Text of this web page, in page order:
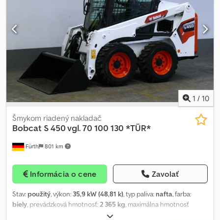
vzadu, komfortné sedadlo BOBCAT, upevňovacie a transportné
oká. Pneumatiky: BKT TERÉNNE PNEUMATIKY (10 x 16.5) – všetky
cca 98 %. Prepravné rozmery: dĺžka cca 3 172 mm (bez lyžice cca
2 502 mm), šírka: 1 550 mm (lyžica), výška: cca 1 976 mm. Cena je
netto na export, v tuzemsku plus zákonná DPH. ∗∗∗
FINANCOVANIE MOŽNÉ / LACNÁ PREPRAVA (CELOSVETOVO) / PRI
EXPORTE PLATBA LEN NETTO (!) ∗∗∗ Cjdpfx Aevzrl Aengsha
1 / 10
Fürth 801 km
Šmykom riadený nakladač
Bobcat S 450 vgl. 70 100 130 *TÜR*
Informácia o cene Zavolať
Stav: použitý, výkon: 35,9 kW (48,81 k), typ paliva: nafta, farba:
biely, prevádzková hmotnosť:2 365 kg, maximálna hmotnosť
, zdvíhacia výška: